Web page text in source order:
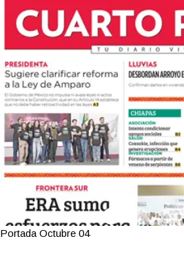
Portada Octubre 04